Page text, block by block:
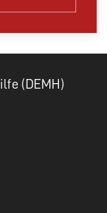
(DEMH)